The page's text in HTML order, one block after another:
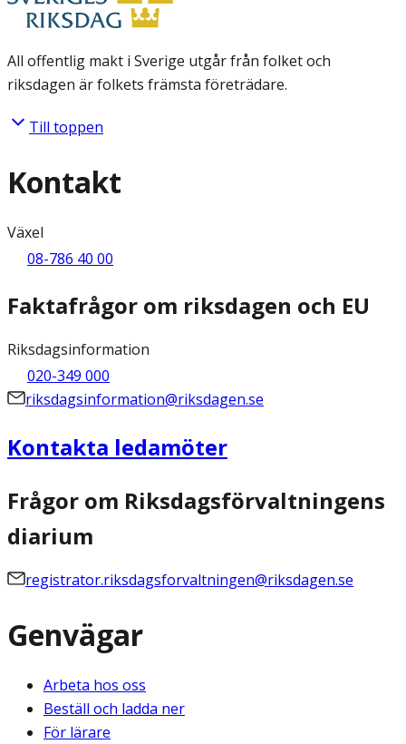
All offentlig makt i Sverige utgår från folket och
riksdagen är folkets främsta företrädare.
Till toppen
Kontakt
Växel
08-786 40 00
Faktafrågor om riksdagen och EU
Riksdagsinformation
020-349 000
riksdagsinformation@riksdagen.se
Kontakta ledamöter
Frågor om Riksdagsförvaltningens
diarium
registrator.riksdagsforvaltningen@riksdagen.se
Genvägar
Arbeta hos oss
Beställ och ladda ner
För lärare